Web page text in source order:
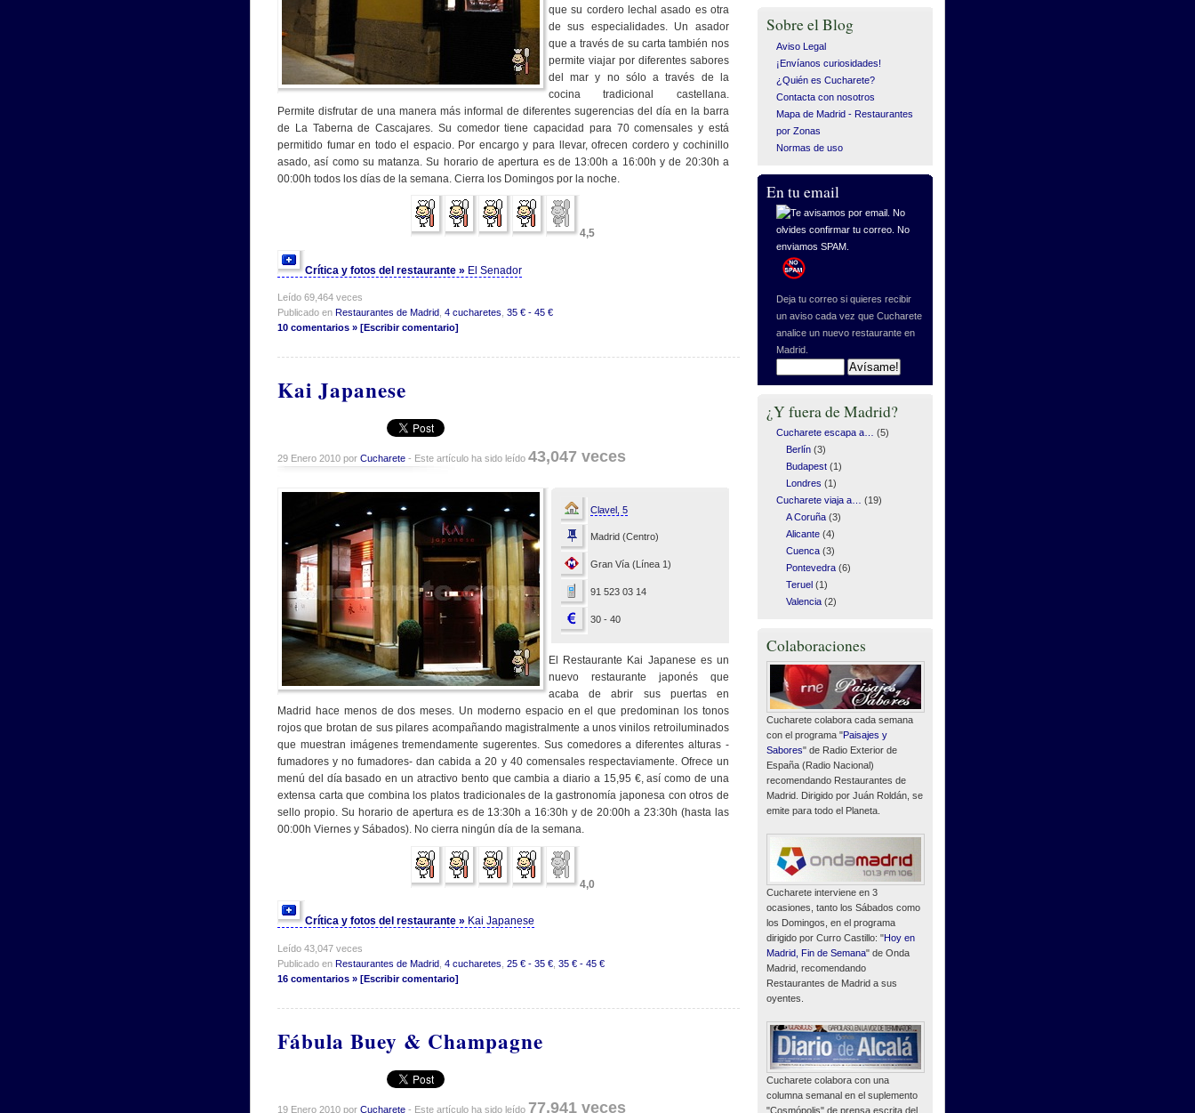
que su cordero lechal asado es otra
de sus especialidades. Un asador
que a través de su carta también nos
permite viajar por diferentes sabores
del mar y no sólo a través de la
cocina tradicional castellana.
Permite disfrutar de una manera más informal de diferentes sugerencias del día en la barra
de La Taberna de Cascajares. Su comedor tiene capacidad para 70 comensales y está
permitido fumar en todo el espacio. Por encargo y para llevar, ofrecen cordero y cochinillo
asado, así como su matanza. Su horario de apertura es de 13:00h a 16:00h y de 20:30h a
00:00h todos los días de la semana. Cierra los Domingos por la noche.
4,5
Crítica y fotos del restaurante » El Senador
Leído 69,464 veces
Publicado en Restaurantes de Madrid 4 cucharetes 35 € - 45 €
10 comentarios » [Escribir comentario]
Kai Japanese
29 Enero 2010 por Cucharete - Este artículo ha sido leído 43,047 veces
Clavel, 5
Madrid (Centro)
Gran Vía (Línea 1)
91 523 03 14
30 - 40
El Restaurante Kai Japanese es un
nuevo restaurante japonés que
acaba de abrir sus puertas en
Madrid hace menos de dos meses. Un moderno espacio en el que predominan los tonos
rojos que brotan de sus pilares acompañando magistralmente a unos vinilos retroiluminados
que muestran imágenes tremendamente sugerentes. Sus comedores a diferentes alturas -
fumadores y no fumadores- dan cabida a 20 y 40 comensales respectaviamente. Ofrece un
menú del día basado en un atractivo bento que cambia a diario a 15,95 €, así como de una
extensa carta que combina los platos tradicionales de la gastronomía japonesa con otros de
sello propio. Su horario de apertura es de 13:30h a 16:30h y de 20:00h a 23:30h (hasta las
00:00h Viernes y Sábados). No cierra ningún día de la semana.
4,0
Crítica y fotos del restaurante » Kai Japanese
Leído 43,047 veces
Publicado en Restaurantes de Madrid 4 cucharetes 25 € - 35 € 35 € - 45 €
16 comentarios » [Escribir comentario]
Fábula Buey & Champagne
19 Enero 2010 por Cucharete - Este artículo ha sido leído 77,941 veces
Sobre el Blog
Aviso Legal
¡Envíanos curiosidades!
¿Quién es Cucharete?
Contacta con nosotros
Mapa de Madrid - Restaurantes
por Zonas
Normas de uso
En tu email
Deja tu correo si quieres recibir
un aviso cada vez que Cucharete
analice un nuevo restaurante en
Madrid.
¿Y fuera de Madrid?
Cucharete escapa a…
(5)
Berlín(3)
Budapest(1)
Londres (1)
Cucharete viaja a…
(19)
A Coruña(3)
Alicante(4)
Cuenca(3)
Pontevedra(6)
Teruel(1)
Valencia(2)
Colaboraciones
Cucharete colabora cada semana
con el programa "Paisajes y
Sabores" de Radio Exterior de
España (Radio Nacional)
recomendando Restaurantes de
Madrid. Dirigido por Juán Roldán, se
emite para todo el Planeta.
Cucharete interviene en 3
ocasiones, tanto los Sábados como
los Domingos, en el programa
dirigido por Curro Castillo: "Hoy en
Madrid, Fin de Semana" de Onda
Madrid, recomendando
Restaurantes de Madrid a sus
oyentes.
Cucharete colabora con una
columna semanal en el suplemento
"Cosmópolis" de prensa escrita del